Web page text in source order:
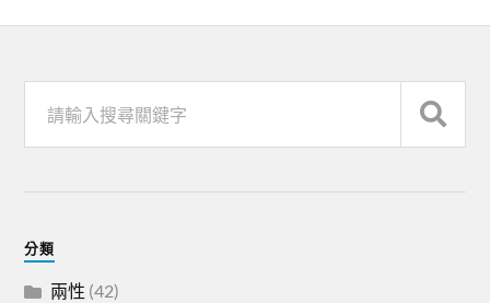
分類
兩性 (42)